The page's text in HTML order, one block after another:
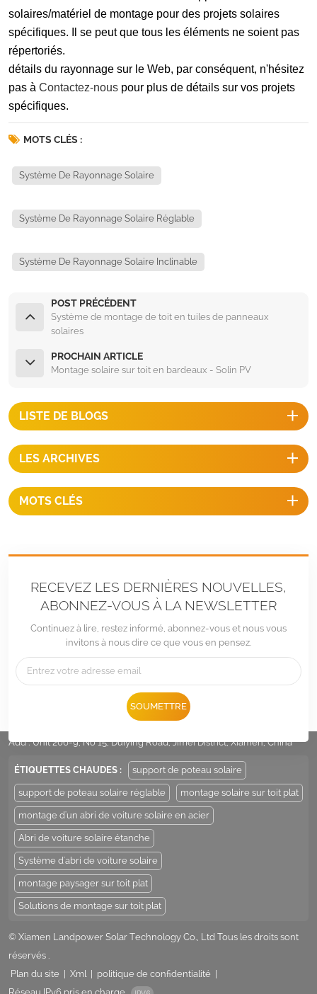
solaires/matériel de montage pour des projets solaires
spécifiques. Il se peut que tous les éléments ne soient pas
répertoriés.
détails du rayonnage sur le Web, par conséquent, n'hésitez
pas à Contactez-nous pour plus de détails sur vos projets
spécifiques.
MOTS CLÉS :
Système De Rayonnage Solaire
Système De Rayonnage Solaire Réglable
Système De Rayonnage Solaire Inclinable
POST PRÉCÉDENT
Système de montage de toit en tuiles de panneaux
solaires
PROCHAIN ARTICLE
Montage solaire sur toit en bardeaux - Solin PV
LISTE DE BLOGS
LES ARCHIVES
MOTS CLÉS
RECEVEZ LES DERNIÈRES NOUVELLES,
ABONNEZ-VOUS À LA NEWSLETTER
Continuez à lire, restez informé, abonnez-vous et nous vous
invitons à nous dire ce que vous en pensez.
SOUMETTRE
Sales@LandpowerSolar.com
Add : Unit 206-9, No 15, Duiying Road, Jimei District, Xiamen, China
ÉTIQUETTES CHAUDES : support de poteau solaire
support de poteau solaire réglable montage solaire sur toit plat
montage d'un abri de voiture solaire en acier
Abri de voiture solaire étanche
Système d'abri de voiture solaire
montage paysager sur toit plat
Solutions de montage sur toit plat
© Xiamen Landpower Solar Technology Co., Ltd Tous les droits sont
réservés .
Plan du site
Xml politique de confidentialité